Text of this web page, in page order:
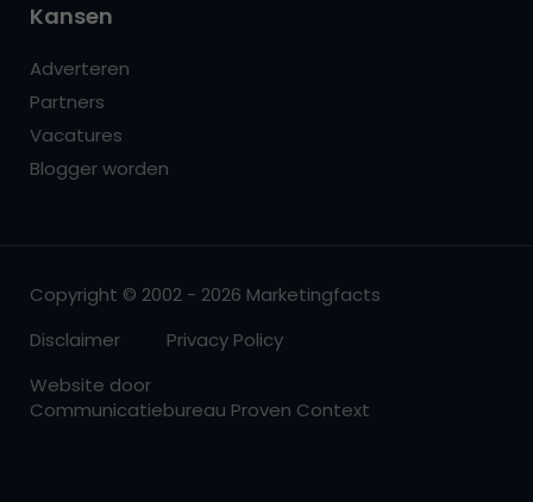
Kansen
Adverteren
Partners
Vacatures
Blogger worden
Copyright © 2002 - 2026 Marketingfacts
Disclaimer
Privacy Policy
Website door
Communicatiebureau Proven Context